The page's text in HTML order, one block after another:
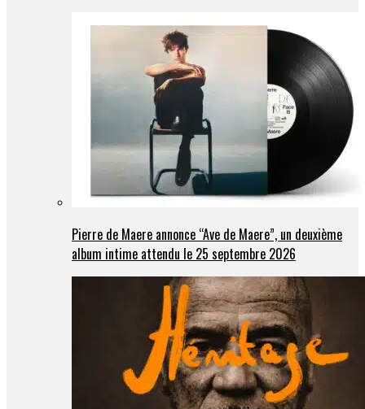
Pierre de Maere annonce “Ave de Maere”, un deuxième
album intime attendu le 25 septembre 2026